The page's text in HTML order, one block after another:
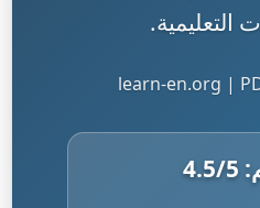
التعليمية.
learn-en.org |
4.5/5